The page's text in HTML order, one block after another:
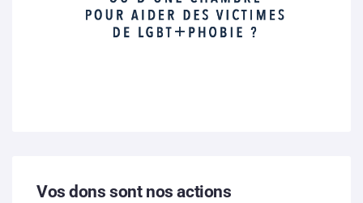
Vos dons sont nos actions